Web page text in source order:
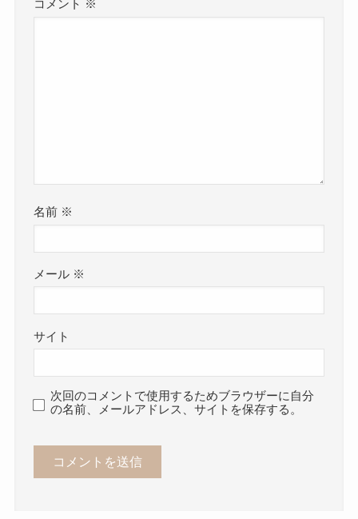
コメント ※
名前 ※
メール ※
サイト
次回のコメントで使用するためブラウザーに自分
の名前、メールアドレス、サイトを保存する。